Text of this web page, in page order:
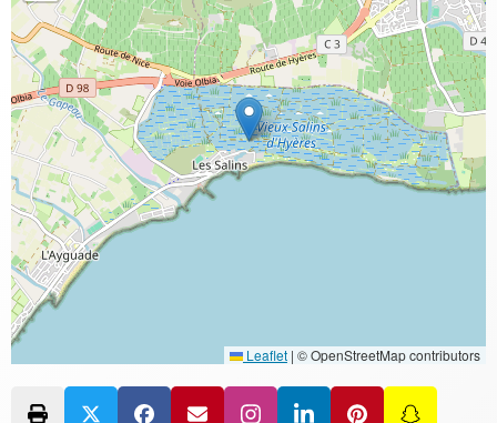
Leaflet | © OpenStreetMap contributors